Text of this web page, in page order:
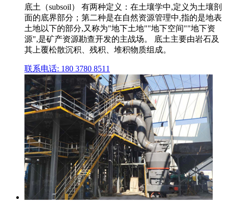
底土（subsoil） 有两种定义：在土壤学中,定义为土壤剖
面的底界部分；第二种是在自然资源管理中,指的是地表
土地以下的部分,又称为"地下土地""地下空间""地下资
源",是矿产资源勘查开发的主战场。 底土主要由岩石及
其上覆松散沉积、残积、堆积物质组成。
联系电话: 180 3780 8511